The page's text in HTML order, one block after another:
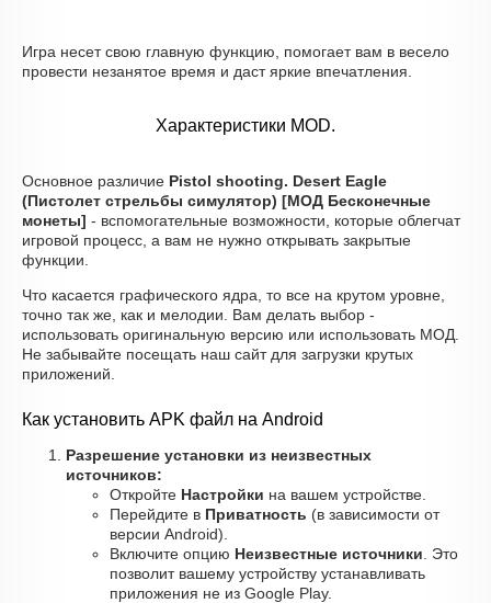
Игра несет свою главную функцию, помогает вам в весело
провести незанятое время и даст яркие впечатления.
Характеристики MOD.
Основное различие Pistol shooting. Desert Eagle
(Пистолет стрельбы симулятор) [МОД Бесконечные
монеты] - вспомогательные возможности, которые облегчат
игровой процесс, а вам не нужно открывать закрытые
функции.
Что касается графического ядра, то все на крутом уровне,
точно так же, как и мелодии. Вам делать выбор -
использовать оригинальную версию или использовать МОД.
Не забывайте посещать наш сайт для загрузки крутых
приложений.
Как установить APK файл на Android
Разрешение установки из неизвестных
источников:
Откройте Настройки на вашем устройстве.
Перейдите в Приватность (в зависимости от
версии Android).
Включите опцию Неизвестные источники . Это
позволит вашему устройству устанавливать
приложения не из Google Play.